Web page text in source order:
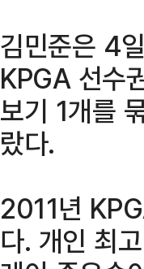
김민준은 4
KPGA 선수
보기 1개를
랐다.
2011년
다. 개인 최